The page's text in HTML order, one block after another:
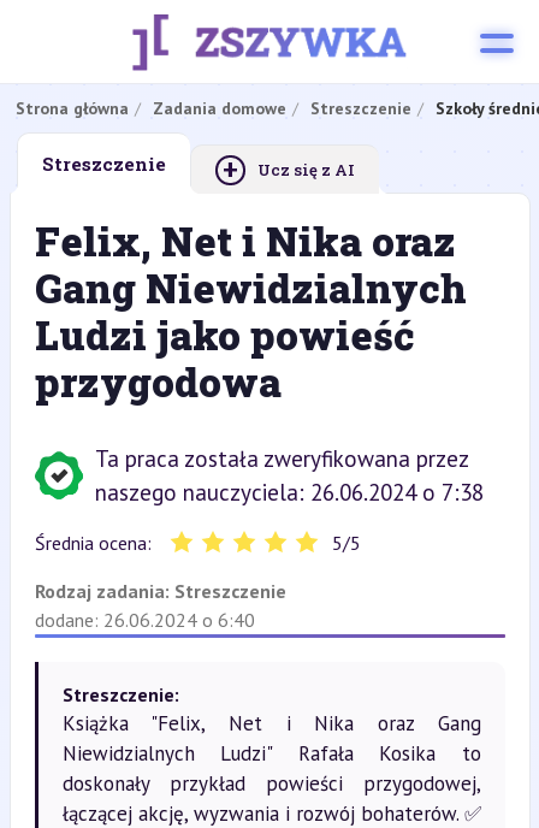
Strona główna Zadania domowe Streszczenie Szkoły
Streszczenie + Ucz się z AI
Felix, Net i Nika oraz
Gang Niewidzialnych
Ludzi jako powieść
przygodowa
Ta praca została zweryfikowana przez
naszego nauczyciela: 26.06.2024 o 7:38
Średnia ocena: 5/5
Rodzaj zadania: Streszczenie
dodane: 26.06.2024 o 6:40
Streszczenie:
Książka "Felix, Net i Nika oraz Gang
Niewidzialnych Ludzi" Rafała Kosika to
doskonały przykład powieści przygodowej,
łączącej akcję, wyzwania i rozwój bohaterów. ✅